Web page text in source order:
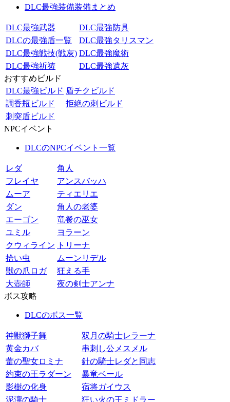
DLC最強装備装備まとめ
DLC最強武器
DLC最強防具
DLCの最強盾一覧
DLC最強タリスマン
DLC最強戦技(戦灰) DLC最強魔術
DLC最強祈祷
DLC最強遺灰
おすすめビルド
DLC最強ビルド 盾チクビルド
調香瓶ビルド
拒絶の刺ビルド
刺突盾ビルド
NPCイベント
DLCのNPCイベント一覧
レダ
角人
フレイヤ
アンスバッハ
ムーア
ティエリエ
ダン
角人の老婆
エーゴン
竜餐の巫女
ユミル
ヨラーン
クウィライン
トリーナ
拾い虫
ムーンリデル
獣の爪ロガ
狂える手
大壺師
夜の剣士アンナ
ボス攻略
DLCのボス一覧
神獣獅子舞
双月の騎士レラーナ
黄金カバ
串刺し公メスメル
蕾の聖女ロミナ
針の騎士レダと同志
約束の王ラダーン
暴竜ベール
影樹の化身
宿将ガイウス
泥濘の騎士
狂い火の王ミドラー